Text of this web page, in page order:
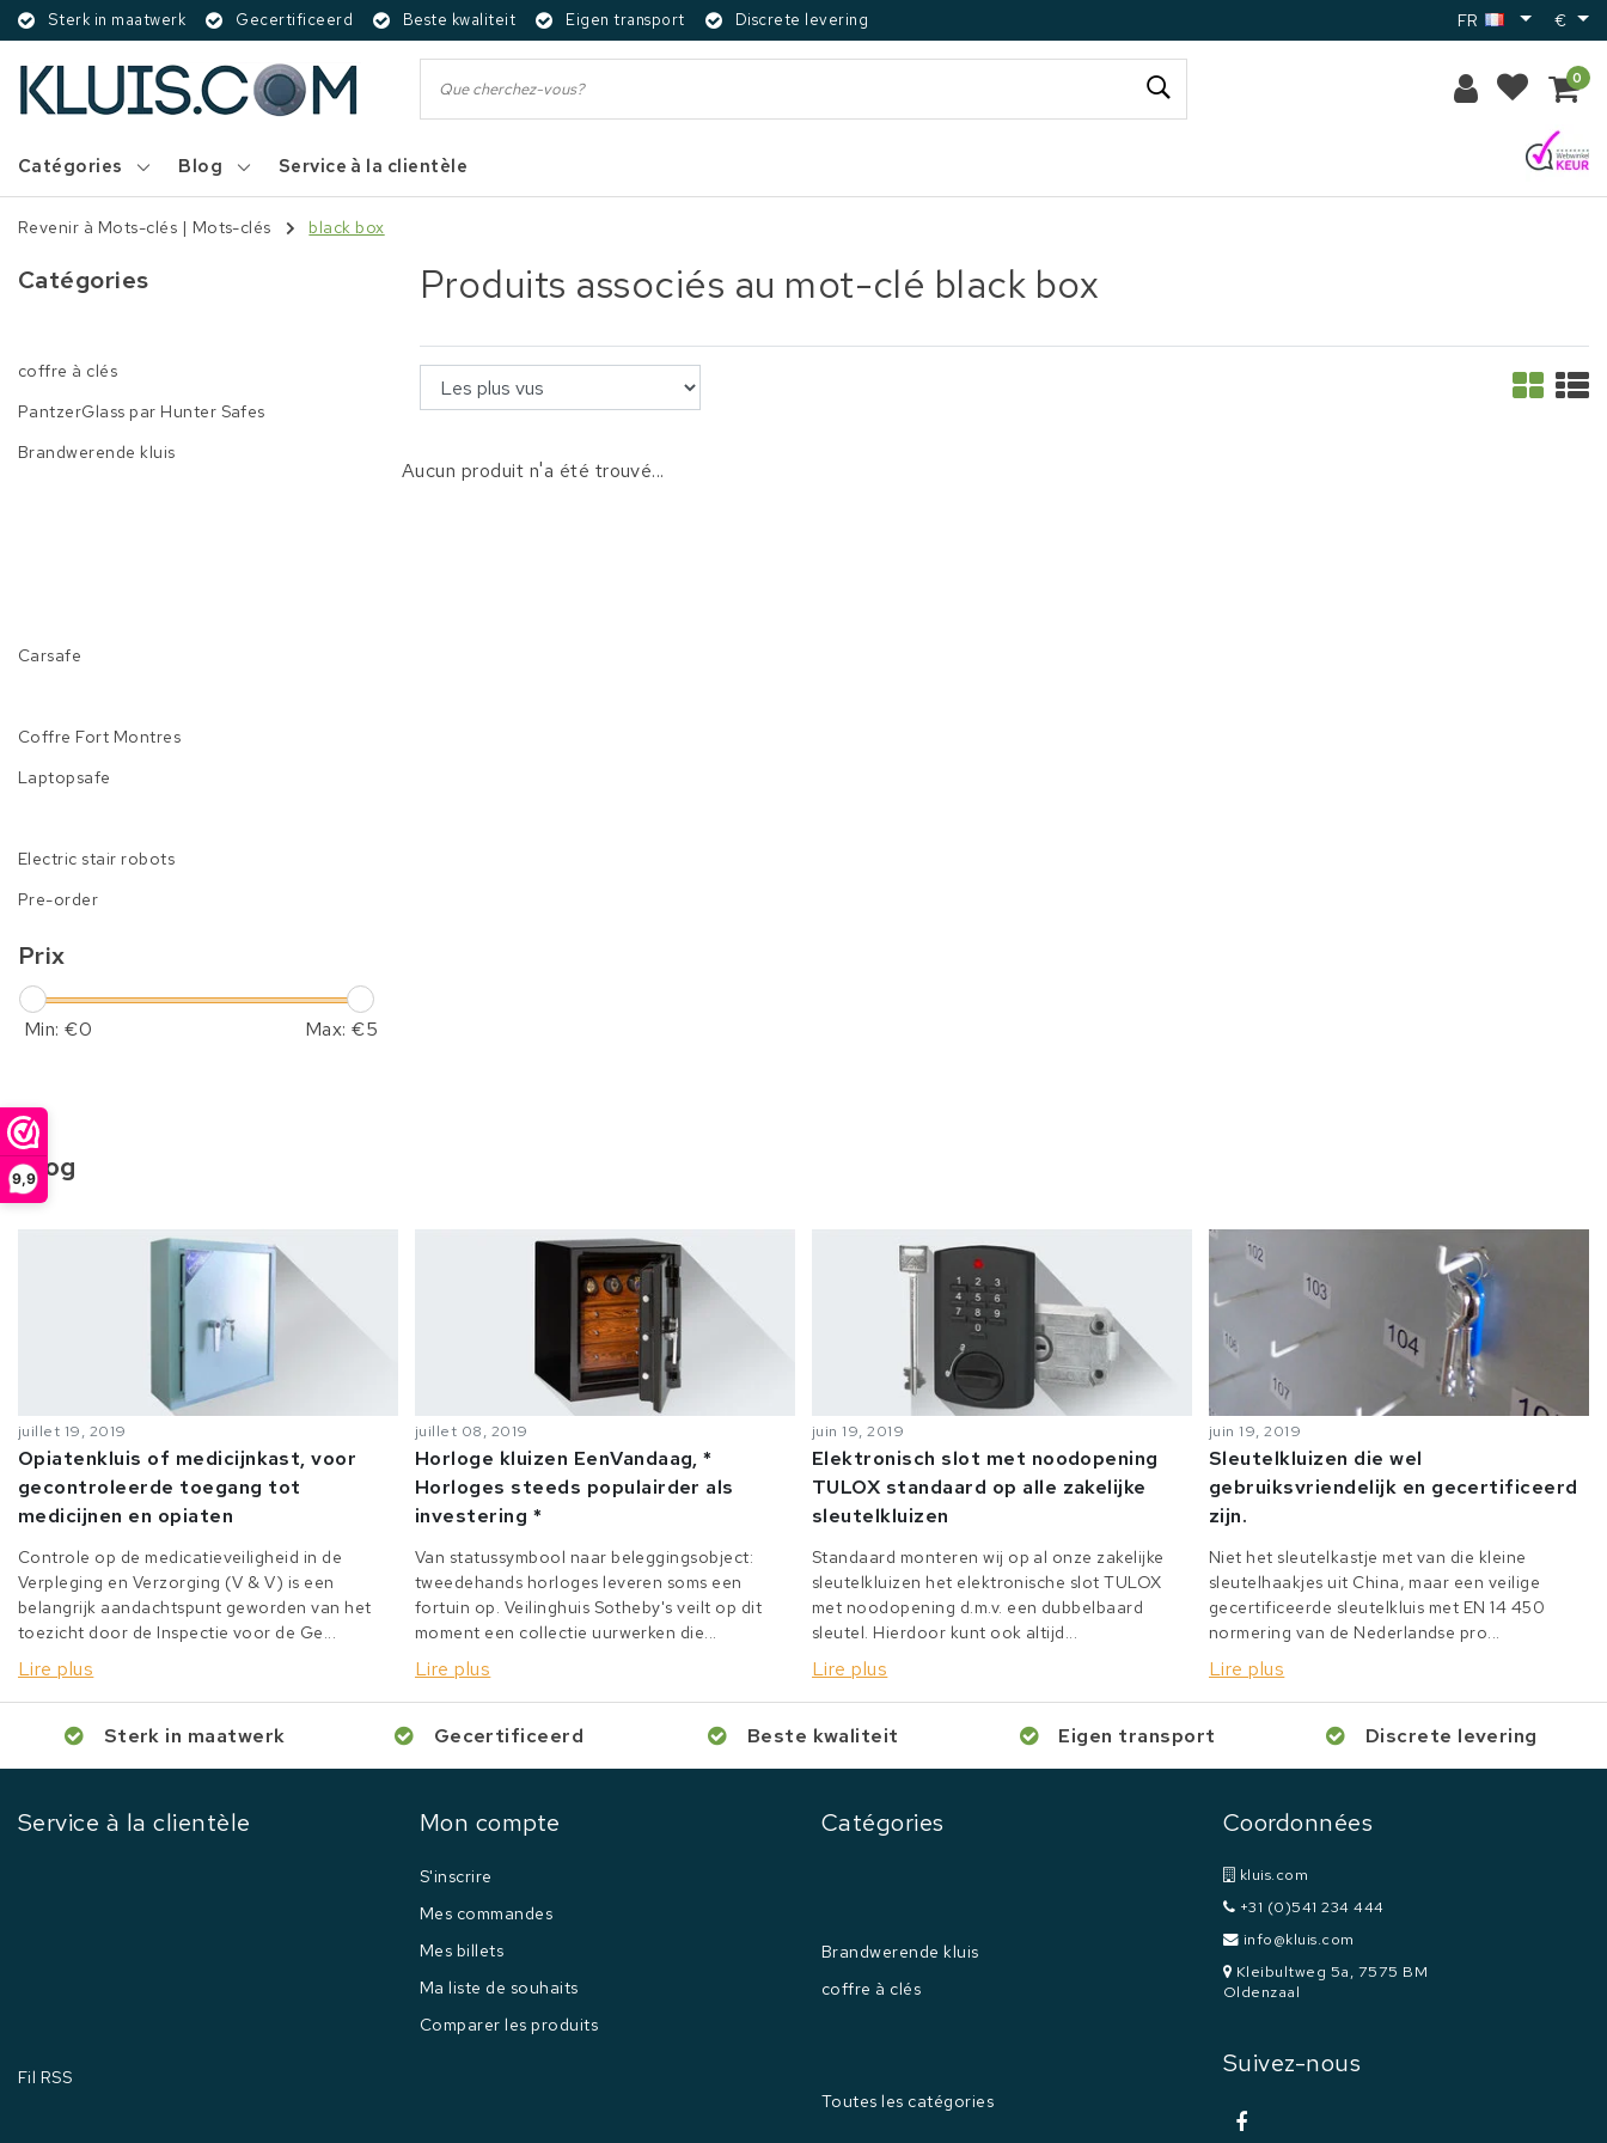
9,9
Sterk in maatwerk Gecertificeerd Beste kwaliteit Eigen transport Discrete levering FR €
0
Catégories Blog Service à la clientèle
Revenir à Mots-clés | Mots-clés black box
Catégories
coffre à clés
PantzerGlass par Hunter Safes
Brandwerende kluis
Carsafe
Coffre Fort Montres
Laptopsafe
Electric stair robots
Pre-order
Prix
Min: €0 Max: €5
Produits associés au mot-clé black box
Aucun produit n'a été trouvé...
Blog
juillet 19, 2019
Opiatenkluis of medicijnkast, voor
gecontroleerde toegang tot
medicijnen en opiaten
Controle op de medicatieveiligheid in de
Verpleging en Verzorging (V & V) is een
belangrijk aandachtspunt geworden van het
toezicht door de Inspectie voor de Ge...
Lire plus
juillet 08, 2019
Horloge kluizen EenVandaag, *
Horloges steeds populairder als
investering *
Van statussymbool naar beleggingsobject:
tweedehands horloges leveren soms een
fortuin op. Veilinghuis Sotheby's veilt op dit
moment een collectie uurwerken die...
Lire plus
juin 19, 2019
Elektronisch slot met noodopening
TULOX standaard op alle zakelijke
sleutelkluizen
Standaard monteren wij op al onze zakelijke
sleutelkluizen het elektronische slot TULOX
met noodopening d.m.v. een dubbelbaard
sleutel. Hierdoor kunt ook altijd...
Lire plus
juin 19, 2019
Sleutelkluizen die wel
gebruiksvriendelijk en gecertificeerd
zijn.
Niet het sleutelkastje met van die kleine
sleutelhaakjes uit China, maar een veilige
gecertificeerde sleutelkluis met EN 14 450
normering van de Nederlandse pro...
Lire plus
Sterk in maatwerk Gecertificeerd Beste kwaliteit Eigen transport Discrete levering
Service à la clientèle
Fil RSS
Mon compte
S'inscrire
Mes commandes
Mes billets
Ma liste de souhaits
Comparer les produits
Catégories
Brandwerende kluis
coffre à clés
Toutes les catégories
Coordonnées
kluis.com
+31 (0)541 234 444
info@kluis.com
Kleibultweg 5a, 7575 BM
Oldenzaal
Suivez-nous